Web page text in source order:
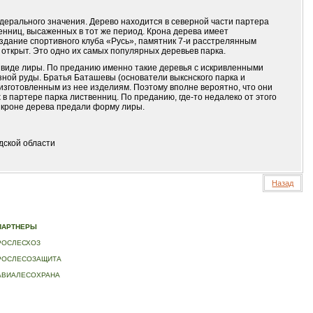
значения. Дерево находится в северной части партера
высаженных в тот же период. Крона дерева имеет
спортивного клуба «Русь», памятник 7-и расстрелянным
Это одно их самых популярных деревьев парка.
лиры. По преданию именно такие деревья с искривленными
руды. Братья Баташевы (основатели выкснского парка и
из нее изделиям. Поэтому вполне вероятно, что они
парка лиственниц. По преданию, где-то недалеко от этого
дерева предали форму лиры.
области
Назад